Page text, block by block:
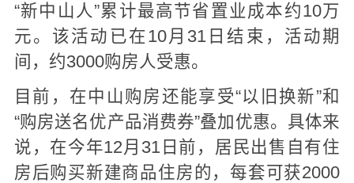
“新中山人”累计最高节省置业成本约10万
元。该活动已在10月31日结束，活动期
间，约3000购房人受惠。
目前，在中山购房还能享受“以旧换新”和
“购房送名优产品消费券”叠加优惠。具体来
说，在今年12月31日前，居民出售自有住
房后购买新建商品住房的，每套可获2000